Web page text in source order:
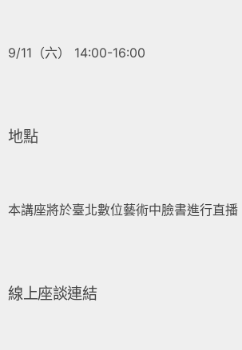
9/11（六） 14:00-16:00
地點
本講座將於臺北數位藝術中臉書進行直播
線上座談連結